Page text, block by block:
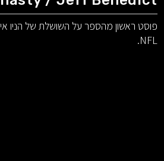
פוסט ראשון מהספר על השושלת של הניו
NFL.